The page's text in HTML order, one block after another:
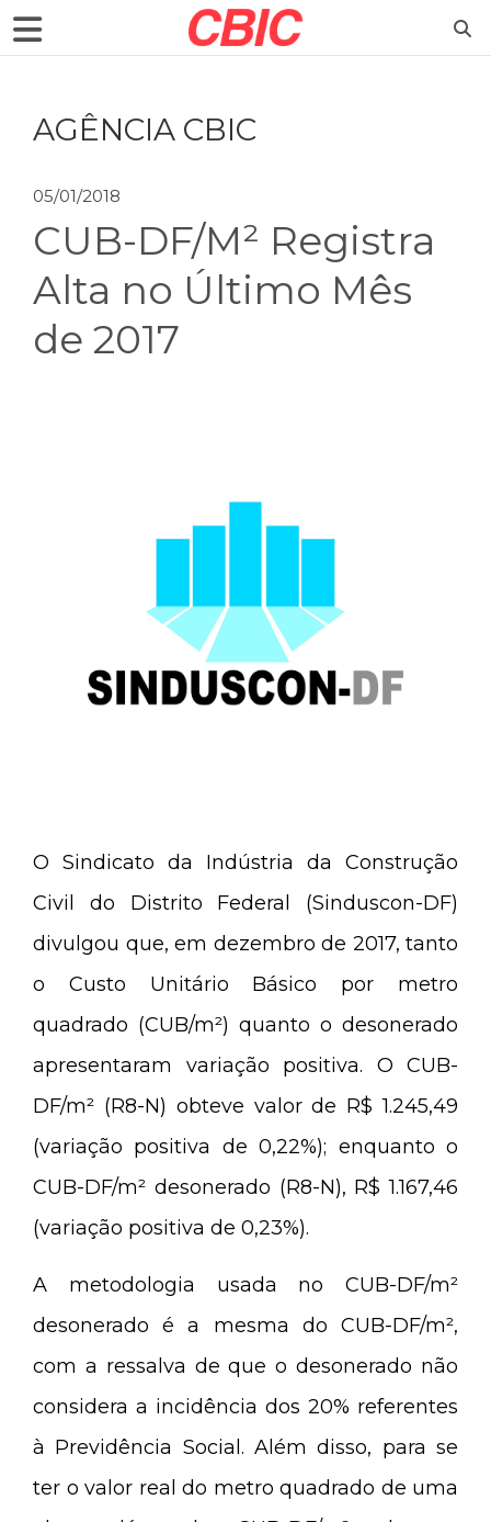
AGÊNCIA CBIC
05/01/2018
CUB-DF/M² Registra
Alta no Último Mês
de 2017
O Sindicato da Indústria da Construção
Civil do Distrito Federal (Sinduscon-DF)
divulgou que, em dezembro de 2017, tanto
o Custo Unitário Básico por metro
quadrado (CUB/m²) quanto o desonerado
apresentaram variação positiva. O CUB-
DF/m² (R8-N) obteve valor de R$ 1.245,49
(variação positiva de 0,22%); enquanto o
CUB-DF/m² desonerado (R8-N), R$ 1.167,46
(variação positiva de 0,23%).
A metodologia usada no CUB-DF/m²
desonerado é a mesma do CUB-DF/m²,
com a ressalva de que o desonerado não
considera a incidência dos 20% referentes
à Previdência Social. Além disso, para se
ter o valor real do metro quadrado de uma